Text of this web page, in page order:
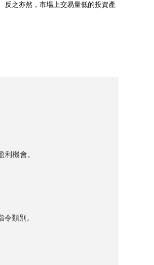
反之亦然，市場上交易量低的投資產
機會。
令類別。